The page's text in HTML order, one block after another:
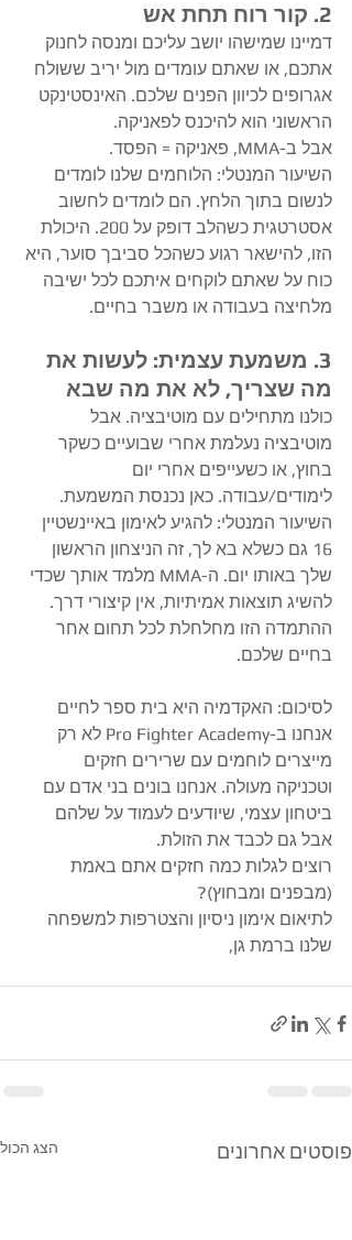
​2. קור רוח תחת אש
​דמיינו שמישהו יושב עליכם ומנסה לחנוק
אתכם, או שאתם עומדים מול יריב ששולח
אגרופים לכיוון הפנים שלכם. האינסטינקט
הראשוני הוא להיכנס לפאניקה.
אבל ב-MMA, פאניקה = הפסד.
​השיעור המנטלי: הלוחמים שלנו לומדים
לנשום בתוך הלחץ. הם לומדים לחשוב
אסטרטגית כשהלב דופק על 200. היכולת
הזו, להישאר רגוע כשהכל סביבך סוער, היא
כוח על שאתם לוקחים איתכם לכל ישיבה
מלחיצה בעבודה או משבר בחיים.
​3. משמעת עצמית: לעשות את
מה שצריך, לא את מה שבא
​כולנו מתחילים עם מוטיבציה. אבל
מוטיבציה נעלמת אחרי שבועיים כשקר
בחוץ, או כשעייפים אחרי יום
לימודים/עבודה. כאן נכנסת המשמעת.
​השיעור המנטלי: להגיע לאימון באיינשטיין
16 גם כשלא בא לך, זה הניצחון הראשון
שלך באותו יום. ה-MMA מלמד אותך שכדי
להשיג תוצאות אמיתיות, אין קיצורי דרך.
ההתמדה הזו מחלחלת לכל תחום אחר
בחיים שלכם.
​לסיכום: האקדמיה היא בית ספר לחיים
​אנחנו ב-Pro Fighter Academy לא רק
מייצרים לוחמים עם שרירים חזקים
וטכניקה מעולה. אנחנו בונים בני אדם עם
ביטחון עצמי, שיודעים לעמוד על שלהם
אבל גם לכבד את הזולת.
​רוצים לגלות כמה חזקים אתם באמת
(מבפנים ומבחוץ)?
​לתיאום אימון ניסיון והצטרפות למשפחה
שלנו ברמת גן,
פוסטים אחרונים הצג הכול